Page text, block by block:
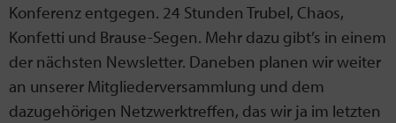
Konferenz entgegen. 24 Stunden Trubel, Chaos,
Konfetti und Brause-Segen. Mehr dazu gibt’s in einem
der nächsten Newsletter. Daneben planen wir weiter
an unserer Mitgliederversammlung und dem
dazugehörigen Netzwerktreffen, das wir ja im letzten